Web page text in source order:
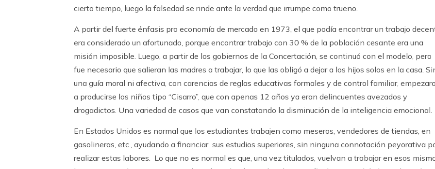
cierto tiempo, luego la falsedad se rinde ante la verdad que irrumpe como trueno.
A partir del fuerte énfasis pro economía de mercado en 1973, el que podía encontrar un trabajo
era considerado un afortunado, porque encontrar trabajo con 30 % de la población cesante era una
misión imposible. Luego, a partir de los gobiernos de la Concertación, se continuó con el modelo, pero
fue necesario que salieran las madres a trabajar, lo que las obligó a dejar a los hijos solos en la casa.
una guía moral ni afectiva, con carencias de reglas educativas formales y de control familiar,
a producirse los niños tipo “Cisarro”, que con apenas 12 años ya eran delincuentes avezados y
drogadictos. Una variedad de casos que van constatando la disminución de la inteligencia emocional.
En Estados Unidos es normal que los estudiantes trabajen como meseros, vendedores de tiendas, en
gasolineras, etc., ayudando a financiar sus estudios superiores, sin ninguna connotación peyorativa
realizar estas labores. Lo que no es normal es que, una vez titulados, vuelvan a trabajar en esos